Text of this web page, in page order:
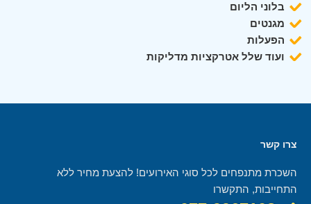
בלוני הליום
מגנטים
הפעלות
ועוד שלל אטרקציות מדליקות
צרו קשר
השכרת מתנפחים לכל סוגי האירועים! להצעת מחיר ללא
התחייבות, התקשרו